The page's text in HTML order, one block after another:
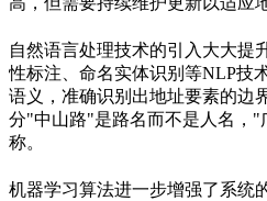
自然语言处理技术的引入大大提
性标注、命名实体识别等NLP技
语义，准确识别出地址要素的边
分"中山路"是路名而不是人名， "
称。
机器学习算法进一步增强了系统